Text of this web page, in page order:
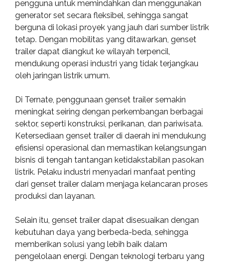
pengguna untuk memindahkan dan menggunakan
generator set secara fleksibel, sehingga sangat
berguna di lokasi proyek yang jauh dari sumber listrik
tetap. Dengan mobilitas yang ditawarkan, genset
trailer dapat diangkut ke wilayah terpencil,
mendukung operasi industri yang tidak terjangkau
oleh jaringan listrik umum.
Di Ternate, penggunaan genset trailer semakin
meningkat seiring dengan perkembangan berbagai
sektor, seperti konstruksi, perikanan, dan pariwisata.
Ketersediaan genset trailer di daerah ini mendukung
efisiensi operasional dan memastikan kelangsungan
bisnis di tengah tantangan ketidakstabilan pasokan
listrik. Pelaku industri menyadari manfaat penting
dari genset trailer dalam menjaga kelancaran proses
produksi dan layanan.
Selain itu, genset trailer dapat disesuaikan dengan
kebutuhan daya yang berbeda-beda, sehingga
memberikan solusi yang lebih baik dalam
pengelolaan energi. Dengan teknologi terbaru yang